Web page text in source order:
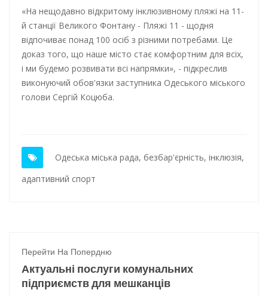
«На нещодавно відкритому інклюзивному пляжі на 11-
й станції Великого Фонтану - Пляжі 11 - щодня
відпочиває понад 100 осіб з різними потребами. Це
доказ того, що наше місто стає комфортним для всіх,
і ми будемо розвивати всі напрямки», - підкреслив
виконуючий обов'язки заступника Одеського міського
голови Сергій Коцюба.
Одеська міська рада, безбар'єрність, інклюзія,
адаптивний спорт
Перейти На Попердню
Актуальні послуги комунальних
підприємств для мешканців